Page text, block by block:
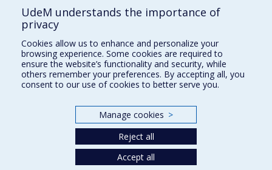
Supporting the Department
NEED HELP?
Site map
Report a problem
Accessibility
Our Departments and Schools
Programs and Courses in our Faculty
UdeM understands the importance of
privacy
Cookies allow us to enhance and personalize your
browsing experience. Some cookies are required to
ensure the website’s functionality and security, while
others remember your preferences. By accepting all, you
consent to our use of cookies to better serve you.
Manage cookies >
Reject all
Accept all